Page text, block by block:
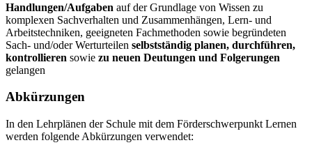
Handlungen/Aufgaben auf der Grundlage von Wissen zu
komplexen Sachverhalten und Zusammenhängen, Lern- und
Arbeitstechniken, geeigneten Fachmethoden sowie begründeten
Sach- und/oder Werturteilen selbstständig planen, durchführen,
kontrollieren sowie zu neuen Deutungen und Folgerungen
gelangen
Abkürzungen
In den Lehrplänen der Schule mit dem Förderschwerpunkt Lernen
werden folgende Abkürzungen verwendet: